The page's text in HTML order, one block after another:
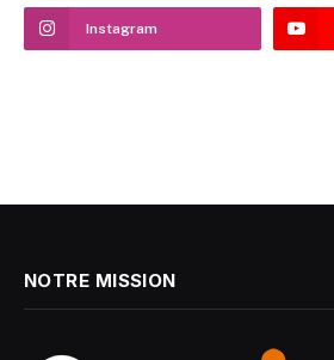
Instagram
NOTRE MISSION